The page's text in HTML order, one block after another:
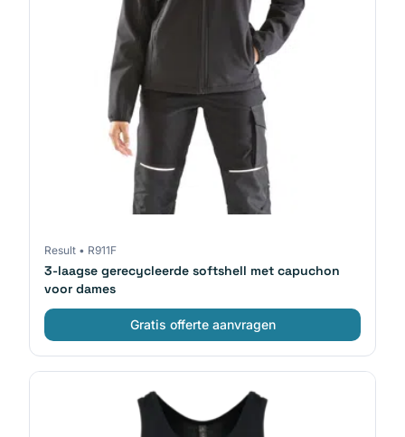
Result • R911F
3-laagse gerecycleerde softshell met capuchon
voor dames
Gratis offerte aanvragen